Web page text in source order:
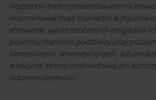
Wszystkie treści prezentowane na
internetowej mają charakter wyłącznie
stanowiąc wyraz osobistych poglądów
powinny stanowić podstawy przy
biznesowych, inwestycyjnych, lub
właściciel strony internetowej ani
odpowiedzialności.